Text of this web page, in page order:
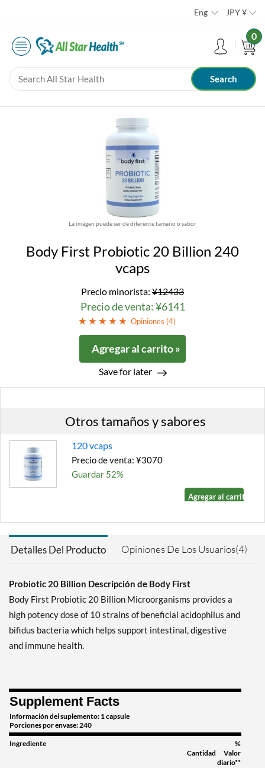
Eng JPY¥
0
La imágen puede ser de diferente tamaño o sabor
Body First Probiotic 20 Billion 240
vcaps
Precio minorista: ¥12433
Precio de venta: ¥6141
Opiniones (4)
Agregar al carrito »
Save for later
Otros tamaños y sabores
120 vcaps
Precio de venta: ¥3070
Guardar 52%
Agregar al carrito »
Detalles Del Producto Opiniones De Los Usuarios(4)
Probiotic 20 Billion Descripción de Body First
Body First Probiotic 20 Billion Microorganisms provides a
high potency dose of 10 strains of beneficial acidophilus and
bifidus bacteria which helps support intestinal, digestive
and immune health.
Supplement Facts
Información del suplemento: 1 capsule
Porciones por envase: 240
Ingrediente
Cantidad
%
Valor
diario**